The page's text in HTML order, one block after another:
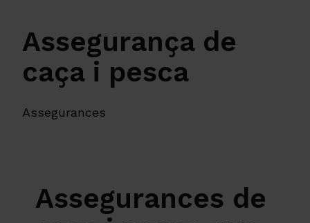
Assegurança de
caça i pesca
Assegurances
Assegurances de